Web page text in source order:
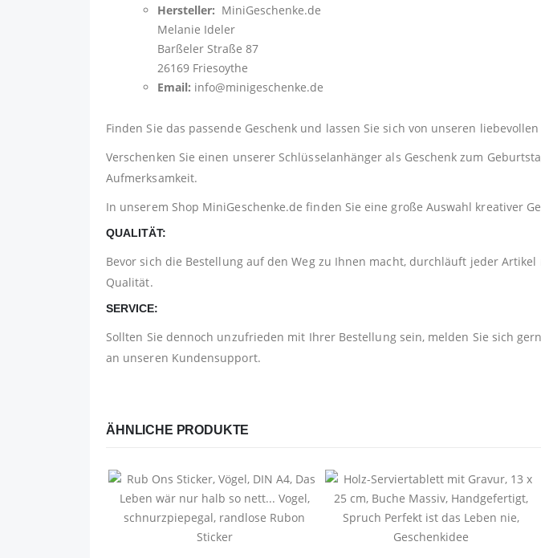
Hersteller: MiniGeschenke.de
Melanie Ideler
Barßeler Straße 87
26169 Friesoythe
Email: info@minigeschenke.de
Finden Sie das passende Geschenk und lassen Sie sich von unseren
Verschenken Sie einen unserer Schlüsselanhänger als Geschenk zum
Aufmerksamkeit.
In unserem Shop MiniGeschenke.de finden Sie eine große Auswahl kreativer
QUALITÄT:
Bevor sich die Bestellung auf den Weg zu Ihnen macht, durchläuft jeder
Qualität.
SERVICE:
Sollten Sie dennoch unzufrieden mit Ihrer Bestellung sein, melden Sie sich
an unseren Kundensupport.
ÄHNLICHE PRODUKTE